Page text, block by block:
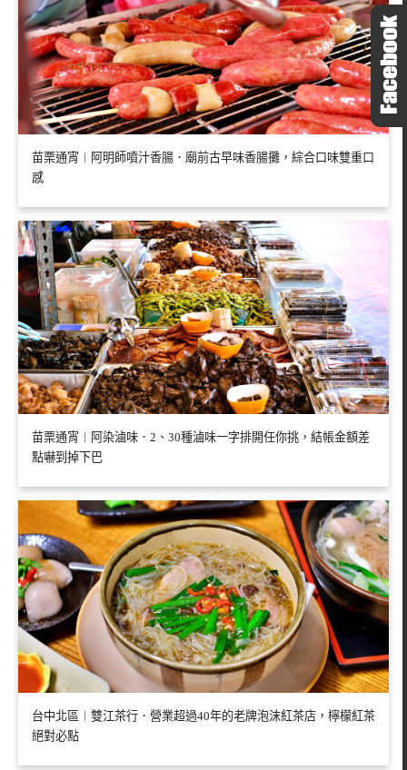
苗栗通宵︱阿明師噴汁香腸．廟前古早味香腸攤，綜合口味雙重口
感
苗栗通宵︱阿染滷味．2、30種滷味一字排開任你挑，結帳金額差
點嚇到掉下巴
台中北區︱雙江茶行．營業超過40年的老牌泡沫紅茶店，檸檬紅茶
絕對必點